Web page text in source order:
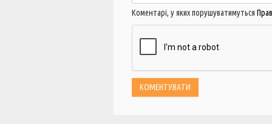
Коментарі, у яких порушуватимуться